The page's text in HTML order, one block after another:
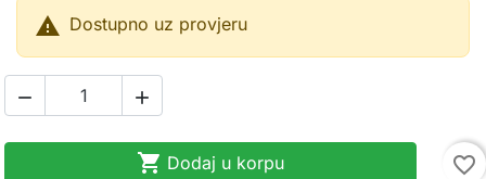
 Dostupno uz provjeru
 
 Dodaj u korpu
favorite_border